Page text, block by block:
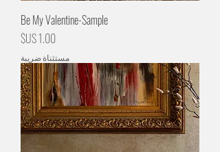
Be My Valentine-Sample
السعر
مستثناة ضريبة